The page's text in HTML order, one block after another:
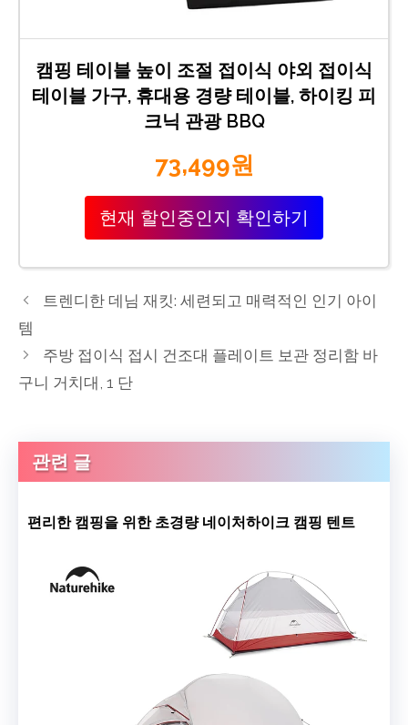
캠핑 테이블 높이 조절 접이식 야외 접이식
테이블 가구, 휴대용 경량 테이블, 하이킹 피
크닉 관광 BBQ
73,499원
현재 할인중인지 확인하기
트렌디한 데님 재킷: 세련되고 매력적인 인기 아이
템
주방 접이식 접시 건조대 플레이트 보관 정리함 바
구니 거치대, 1 단
관련 글
편리한 캠핑을 위한 초경량 네이처하이크 캠핑 텐트